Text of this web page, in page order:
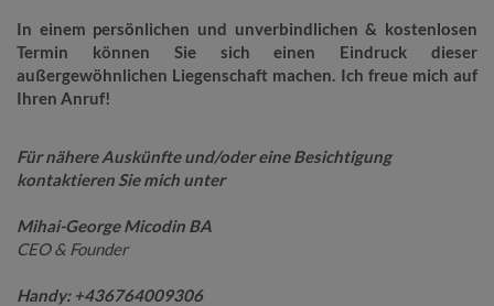
In einem persönlichen und unverbindlichen & kostenlosen
Termin können Sie sich einen Eindruck dieser
außergewöhnlichen Liegenschaft machen. Ich freue mich auf
Ihren Anruf!
Für nähere Auskünfte und/oder eine Besichtigung
kontaktieren Sie mich unter
Mihai-George Micodin BA
CEO & Founder
Handy: +436764009306